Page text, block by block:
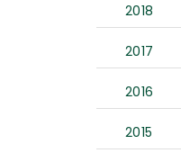
2018
2017
2016
2015